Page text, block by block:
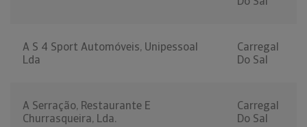
A S 4 Sport Automóveis, Unipessoal
Lda
Carregal
Do Sal
A Serração, Restaurante E
Churrasqueira, Lda.
Carregal
Do Sal